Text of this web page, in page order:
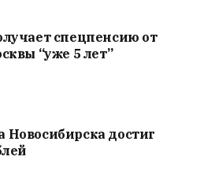
спецпенсию от
“уже 5 лет”
достиг